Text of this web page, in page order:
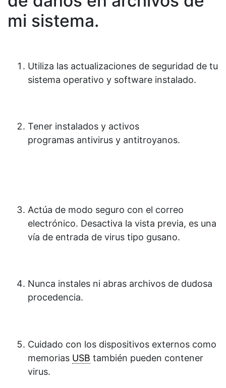
mi sistema.
Utiliza las actualizaciones de seguridad de tu
sistema operativo y software instalado.
Tener instalados y activos
programas antivirus y antitroyanos.
Actúa de modo seguro con el correo
electrónico. Desactiva la vista previa, es una
vía de entrada de virus tipo gusano.
Nunca instales ni abras archivos de dudosa
procedencia.
Cuidado con los dispositivos externos como
memorias USB también pueden contener
virus.